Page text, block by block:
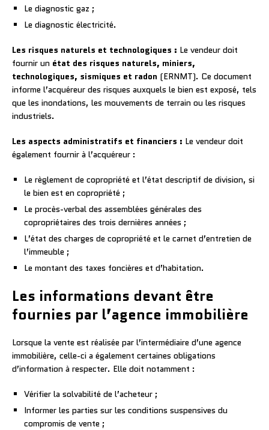
Le diagnostic gaz ;
Le diagnostic électricité.
Les risques naturels et technologiques : Le vendeur doit
fournir un état des risques naturels, miniers,
technologiques, sismiques et radon (ERNMT). Ce document
informe l’acquéreur des risques auxquels le bien est exposé, tels
que les inondations, les mouvements de terrain ou les risques
industriels.
Les aspects administratifs et financiers : Le vendeur doit
également fournir à l’acquéreur :
Le règlement de copropriété et l’état descriptif de division, si
le bien est en copropriété ;
Le procès-verbal des assemblées générales des
copropriétaires des trois dernières années ;
L’état des charges de copropriété et le carnet d’entretien de
l’immeuble ;
Le montant des taxes foncières et d’habitation.
Les informations devant être
fournies par l’agence immobilière
Lorsque la vente est réalisée par l’intermédiaire d’une agence
immobilière, celle-ci a également certaines obligations
d’information à respecter. Elle doit notamment :
Vérifier la solvabilité de l’acheteur ;
Informer les parties sur les conditions suspensives du
compromis de vente ;